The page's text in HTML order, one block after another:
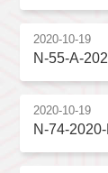
2020-10-19
N-55-A-
2020-10-19
N-74-